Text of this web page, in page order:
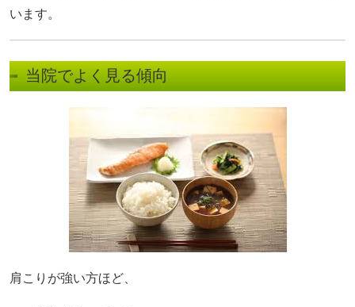
います。
当院でよく見る傾向
肩こりが強い方ほど、